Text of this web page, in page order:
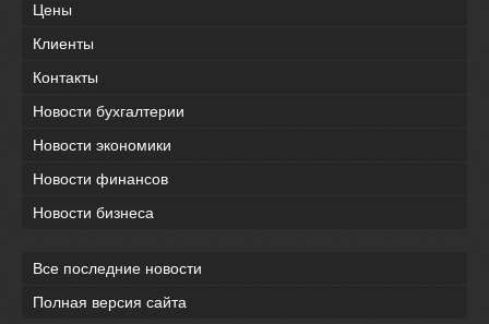
Цены
Клиенты
Контакты
Новости бухгалтерии
Новости экономики
Новости финансов
Новости бизнеса
Все последние новости
Полная версия сайта